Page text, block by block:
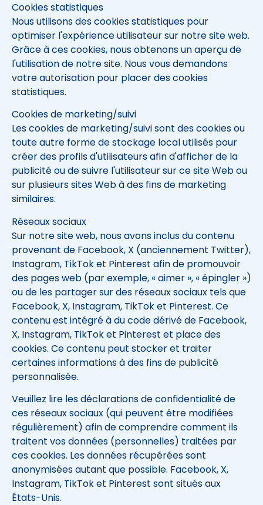
Cookies statistiques
Nous utilisons des cookies statistiques pour
optimiser l'expérience utilisateur sur notre site web.
Grâce à ces cookies, nous obtenons un aperçu de
l'utilisation de notre site. Nous vous demandons
votre autorisation pour placer des cookies
statistiques.
Cookies de marketing/suivi
Les cookies de marketing/suivi sont des cookies ou
toute autre forme de stockage local utilisés pour
créer des profils d'utilisateurs afin d'afficher de la
publicité ou de suivre l'utilisateur sur ce site Web ou
sur plusieurs sites Web à des fins de marketing
similaires.
Réseaux sociaux
Sur notre site web, nous avons inclus du contenu
provenant de Facebook, X (anciennement Twitter),
Instagram, TikTok et Pinterest afin de promouvoir
des pages web (par exemple, « aimer », « épingler »)
ou de les partager sur des réseaux sociaux tels que
Facebook, X, Instagram, TikTok et Pinterest. Ce
contenu est intégré à du code dérivé de Facebook,
X, Instagram, TikTok et Pinterest et place des
cookies. Ce contenu peut stocker et traiter
certaines informations à des fins de publicité
personnalisée.
Veuillez lire les déclarations de confidentialité de
ces réseaux sociaux (qui peuvent être modifiées
régulièrement) afin de comprendre comment ils
traitent vos données (personnelles) traitées par
ces cookies. Les données récupérées sont
anonymisées autant que possible. Facebook, X,
Instagram, TikTok et Pinterest sont situés aux
États-Unis.